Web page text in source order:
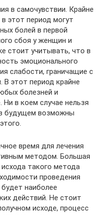
в самочувствии. Крайне
этот период могут
болей в первой
сбоя у женщин и
стоит учитывать, что в
эмоционального
слабости, граничащие с
В этот период крайне
болезней и
Ни в коем случае нельзя
будущем возможны
время для лечения
методом. Большая
такого метода
проведения
наиболее
действий. Не стоит
исходе, процесс